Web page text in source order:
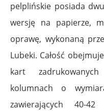
pelplińskie posiada
wersję na papierze,
oprawę, wykonaną
Lubeki. Całość
kart
kolumnach o
zawierających 40-